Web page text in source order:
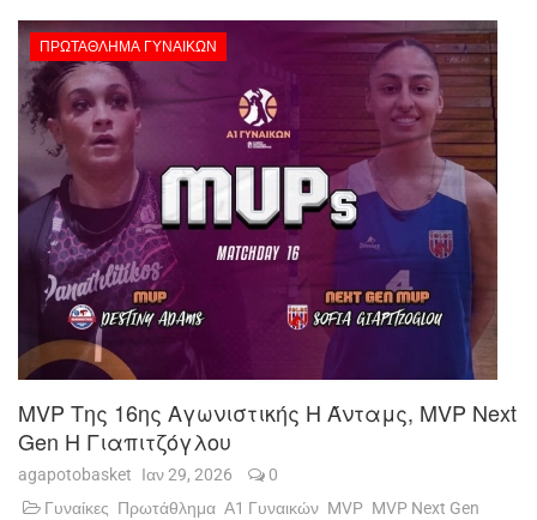
ΠΡΩΤΆΘΛΗΜΑ ΓΥΝΑΙΚΏΝ
MVP Της 16ης Αγωνιστικής Η Άνταμς, MVP Next
Gen Η Γιαπιτζόγλου
agapotobasket Ιαν 29, 2026
0
Γυναίκες Πρωτάθλημα Α1 Γυναικών MVP MVP Next Gen